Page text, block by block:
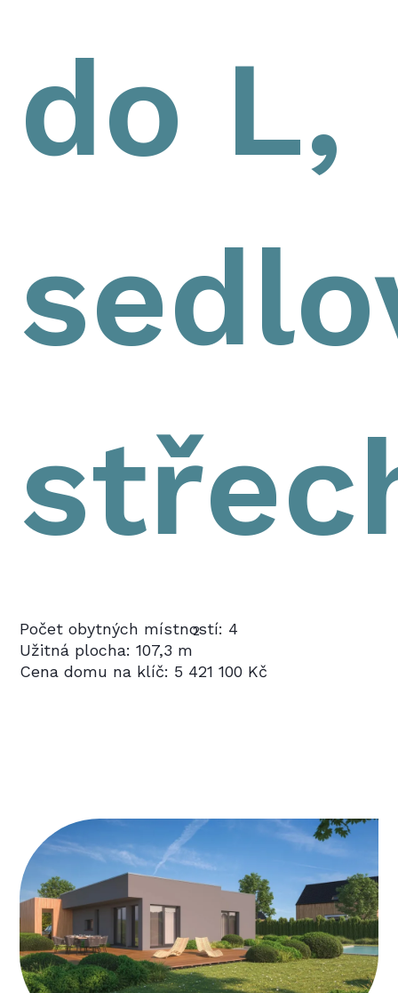
do L,
Počet obytných místností: 4
Užitná plocha: 107,3 m
2
Cena domu na klíč: 5 421 100 Kč